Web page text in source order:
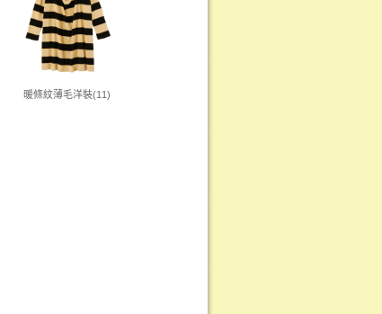
暖條紋薄毛洋裝(11)